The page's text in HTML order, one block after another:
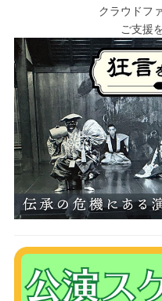
クラウドフ
ご支援